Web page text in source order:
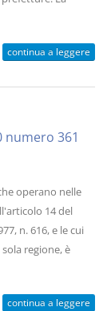
continua a leggere
numero 361
operano nelle
14 del
n. 616, e le cui
regione, è
continua a leggere